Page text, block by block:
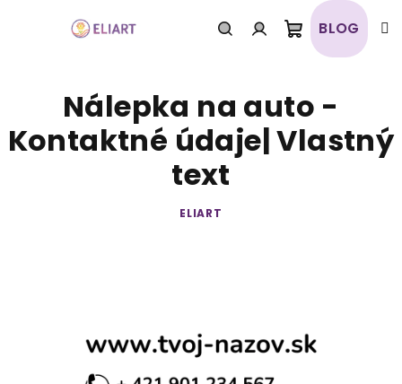
PrihlásenieNákupný
košík
BLOG
Nálepka na auto -
Kontaktné údaje| Vlastný
text
ELIART